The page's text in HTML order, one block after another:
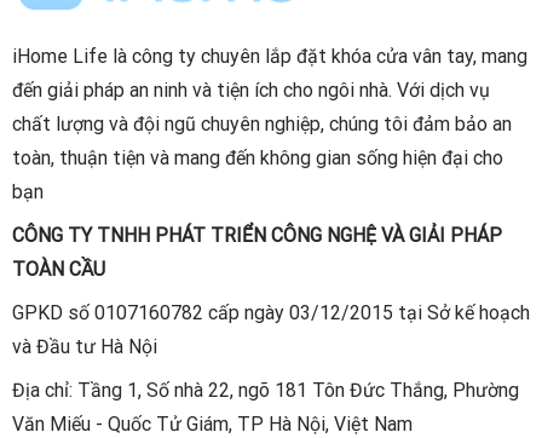
iHome Life là công ty chuyên lắp đặt khóa cửa vân tay, mang
đến giải pháp an ninh và tiện ích cho ngôi nhà. Với dịch vụ
chất lượng và đội ngũ chuyên nghiệp, chúng tôi đảm bảo an
toàn, thuận tiện và mang đến không gian sống hiện đại cho
bạn
CÔNG TY TNHH PHÁT TRIỂN CÔNG NGHỆ VÀ GIẢI PHÁP
TOÀN CẦU
GPKD số 0107160782 cấp ngày 03/12/2015 tại Sở kế hoạch
và Đầu tư Hà Nội
Địa chỉ: Tầng 1, Số nhà 22, ngõ 181 Tôn Đức Thắng, Phường
Văn Miếu - Quốc Tử Giám, TP Hà Nội, Việt Nam